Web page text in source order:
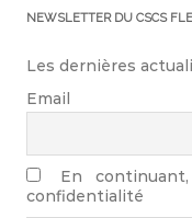
NEWSLETTER DU CSCS
Les dernières
Email
En
confidentialité